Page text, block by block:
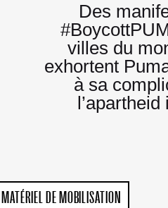
Des
villes du
exhortent
à sa
MATÉRIEL DE MOBILISATION